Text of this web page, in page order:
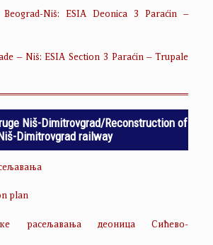
Niš: ESIA Deonica 3 Paraćin –
– Niš: ESIA Section 3 Paraćin – Trupale
Niš-Dimitrovgrad/Reconstruction of
Dimitrovgrad railway
plan
расељавања деоница Сићево-